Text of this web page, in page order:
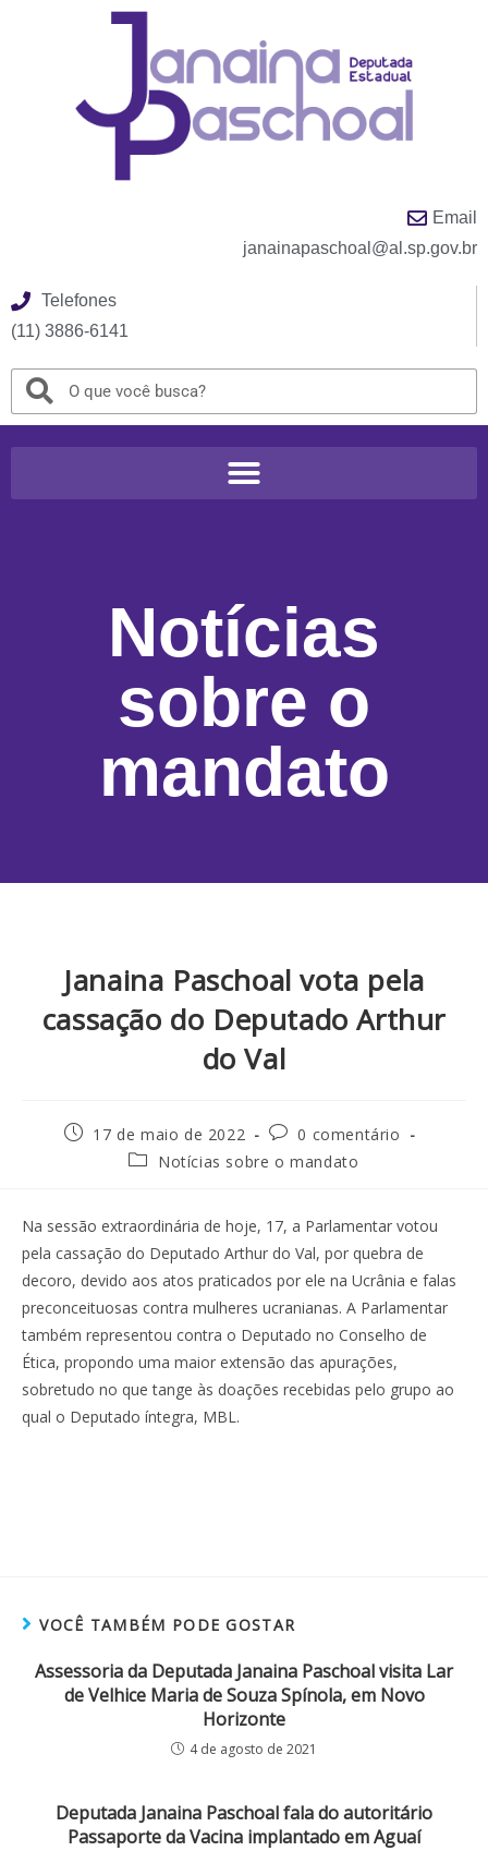
Email
janainapaschoal@al.sp.gov.br
Telefones
(11) 3886-6141
Notícias
sobre o
mandato
Janaina Paschoal vota pela
cassação do Deputado Arthur
do Val
17 de maio de 2022
0 comentário
Notícias sobre o mandato
Na sessão extraordinária de hoje, 17, a Parlamentar votou
pela cassação do Deputado Arthur do Val, por quebra de
decoro, devido aos atos praticados por ele na Ucrânia e falas
preconceituosas contra mulheres ucranianas. A Parlamentar
também representou contra o Deputado no Conselho de
Ética, propondo uma maior extensão das apurações,
sobretudo no que tange às doações recebidas pelo grupo ao
qual o Deputado íntegra, MBL.
VOCÊ TAMBÉM PODE GOSTAR
Assessoria da Deputada Janaina Paschoal visita Lar
de Velhice Maria de Souza Spínola, em Novo
Horizonte
4 de agosto de 2021
Deputada Janaina Paschoal fala do autoritário
Passaporte da Vacina implantado em Aguaí